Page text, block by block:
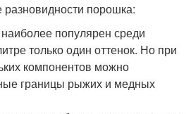
порошка:
популярен среди
только один оттенок. Но при
компонентов можно
границы рыжих и медных